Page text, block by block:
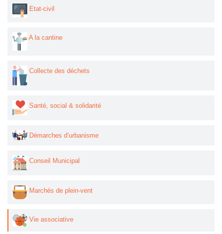
Etat-civil
A la cantine
Collecte des déchets
Santé, social & solidarité
Démarches d’urbanisme
Conseil Municipal
Marchés de plein-vent
Vie associative